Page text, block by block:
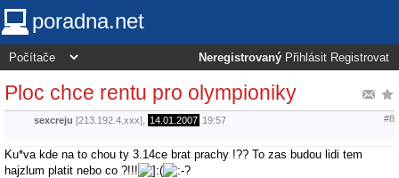
poradna.net
Neregistrovaný Přihlásit Registrovat
Ploc chce rentu pro olympioniky
sexcreju [213.192.4.xxx], 14.01.2007 19:57 #8
Ku*va kde na to chou ty 3.14ce brat prachy !?? To zas budou lidi tem
hajzlum platit nebo co ?!!!